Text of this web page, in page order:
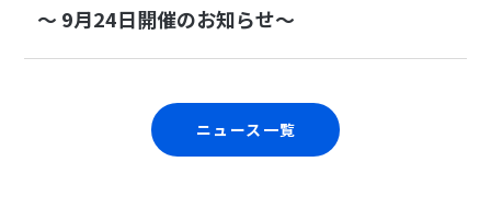
〜 9月24日開催のお知らせ〜
ニュース一覧